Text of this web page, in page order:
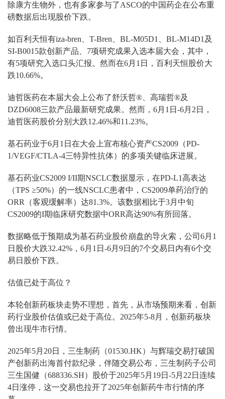
除康方生物外，也有多家参与了ASCO的中国药企在公布重
磅数据后出现股价下跌。
如百利天恒有iza-bren、T-Bren、BL-M05D1、BL-M14D1及
SI-B0015款创新产品、7项研究成果入选本届大会，其中，
有5项研究入选口头汇报。然而在6月1日，百利天恒股价大
跌10.66%。
迪哲医药在本届大会上公布了舒沃哲®、高瑞哲®及
DZD6008三款产品最新研究成果。然而，6月1日-6月2日，
迪哲医药股价分别大跌12.46%和11.23%。
基石药业于6月1日在大会上宣布核心资产CS2009（PD-
1/VEGF/CTLA-4三特异性抗体）的多项关键临床进展。
基石药业CS2009 I/II期NSCLC数据显示，在PD-L1高表达
（TPS ≥50%）的一线NSCLC患者中，CS2009单药治疗的
ORR（客观缓解率）达81.3%。该数据相比于3月中旬
CS2009的I期临床研究数据中ORR高达90%有所回落。
数据略低于预期成为基石药业股价崩盘的导火索，公司6月1
日股价大跌32.42%，6月1日-6月9日的7个交易日内有6个交
易日股价下跌。
估值已处于高位？
本轮创新药板块走势不理想，首先，从市场预期来看，创新
药行业股价估值或已处于高位。2025年5-8月，创新药板块
曾出现牛市行情。
2025年5月20日，三生制药（01530.HK）与辉瑞交易打破国
产创新药出海首付款纪录，伴随交易公布，三生制药子公司
三生国健（688336.SH）股价于2025年5月19日-5月22日连续
4日涨停，这一交易也拉开了2025年创新药牛市行情的序